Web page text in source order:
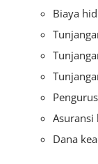
Biaya
Asuransi
Dana